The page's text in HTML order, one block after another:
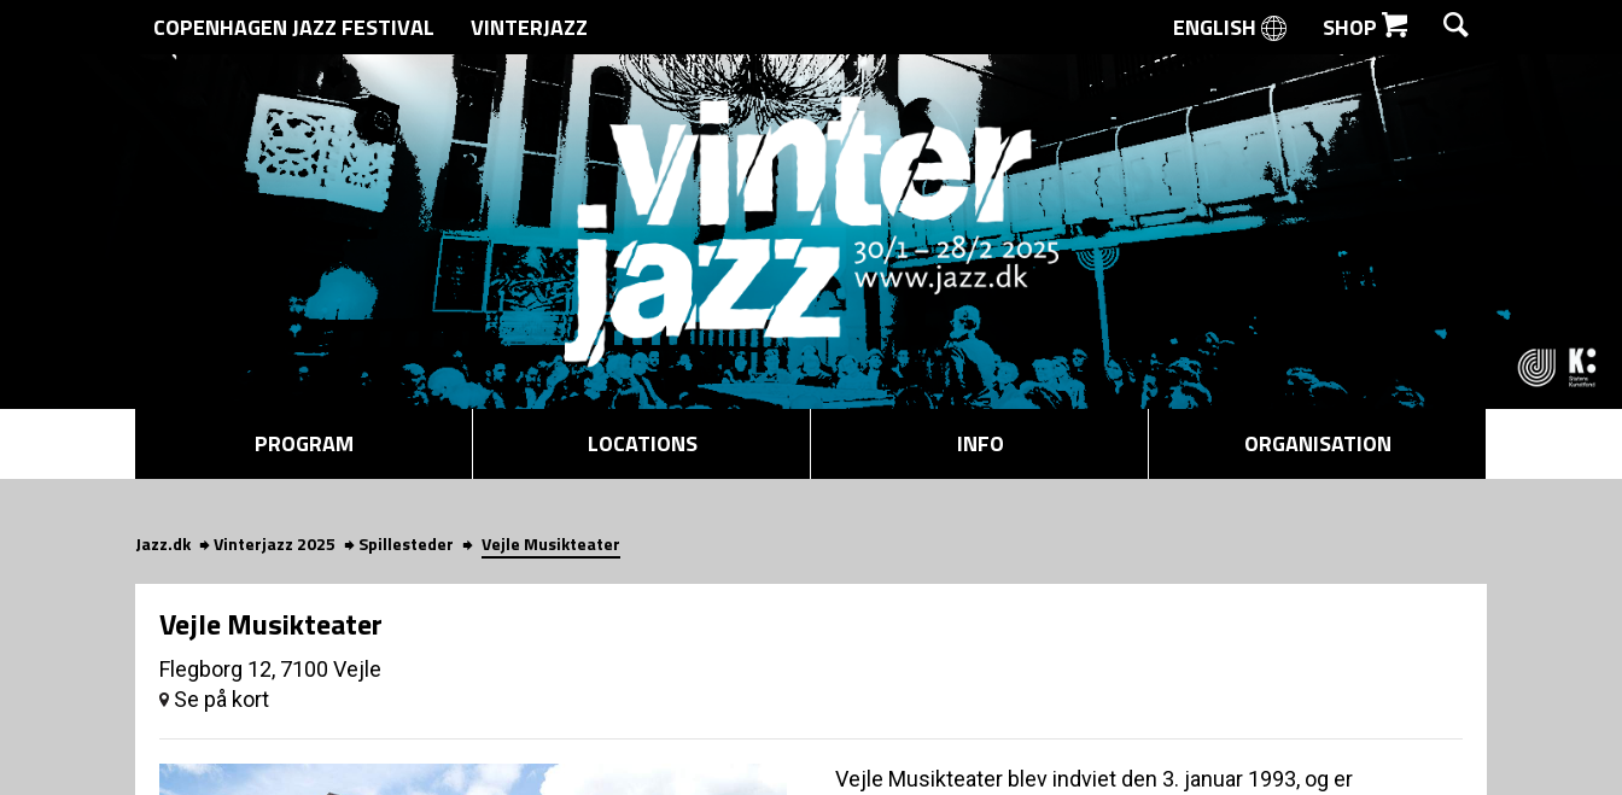
SØG
COPENHAGEN JAZZ FESTIVAL VINTERJAZZ ENGLISH SHOP
PROGRAM LOCATIONS INFO ORGANISATION
Jazz.dk Vinterjazz 2025 Spillesteder Vejle Musikteater
Vejle Musikteater
Flegborg 12, 7100 Vejle
Se på kort
Vejle Musikteater blev indviet den 3. januar 1993, og er